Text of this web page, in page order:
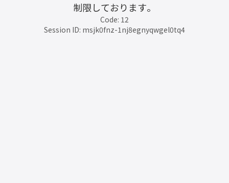
制限しております。
Code: 12
Session ID: msjk0fnz-1nj8egnyqwgel0tq4